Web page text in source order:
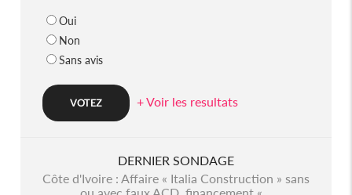
Oui
Non
Sans avis
+ Voir les resultats
DERNIER SONDAGE
Côte d'Ivoire : Affaire « Italia Construction » sans